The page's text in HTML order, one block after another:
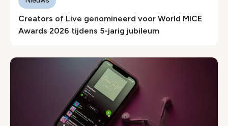
Creators of Live genomineerd voor World MICE
Awards 2026 tijdens 5-jarig jubileum